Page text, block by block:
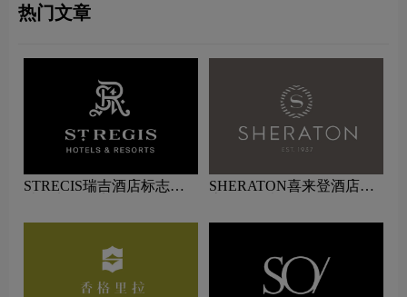
热门文章
STRECIS瑞吉酒店标志设
SHERATON喜来登酒店标